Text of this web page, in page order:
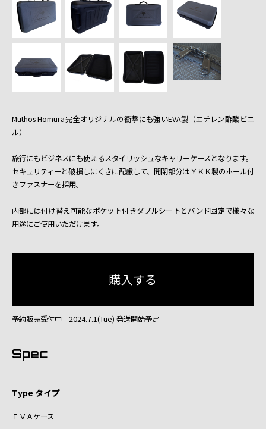
Muthos Homura完全オリジナルの衝撃にも強いEVA製（エチレン酢酸ビニ
ル）
旅行にもビジネスにも使えるスタイリッシュなキャリーケースとなります。
セキュリティーと破損しにくさに配慮して、開閉部分はＹＫＫ製のホール付
きファスナーを採用。
内部には付け替え可能なポケット付きダブルシートとバンド固定で様々な
用途にご使用いただけます。
予約販売受付中 2024.7.1(Tue) 発送開始予定
Spec
Type タイプ
ＥＶＡケース